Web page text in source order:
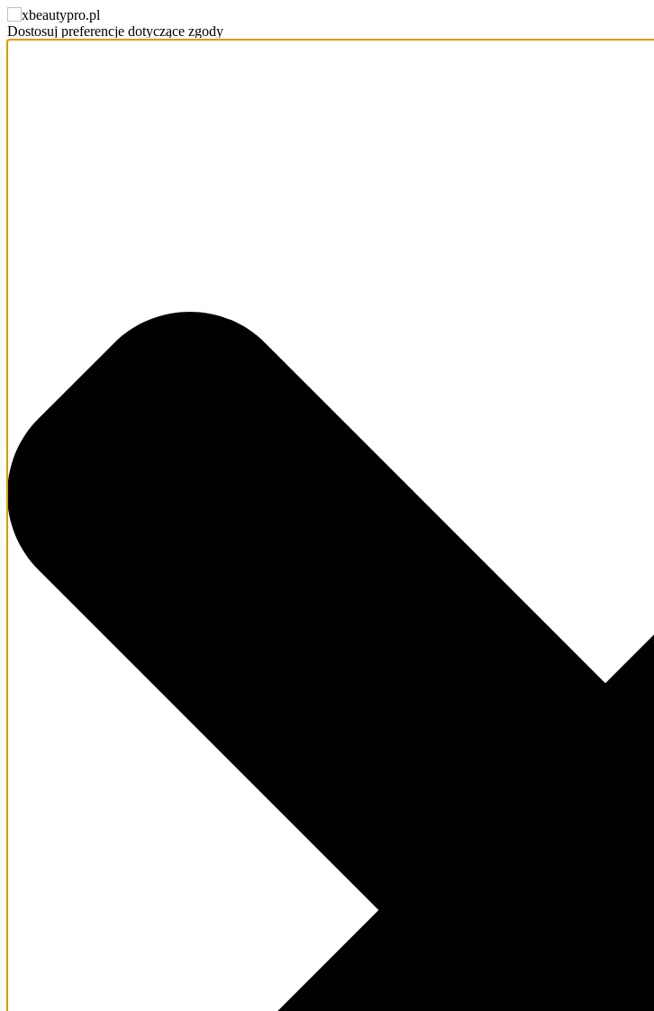
Dostosuj preferencje dotyczące zgody